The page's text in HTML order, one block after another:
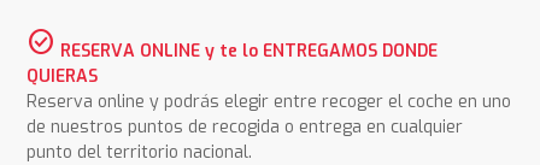
check_circle RESERVA ONLINE y te lo ENTREGAMOS DONDE
QUIERAS
Reserva online y podrás elegir entre recoger el coche en uno
de nuestros puntos de recogida o entrega en cualquier
punto del territorio nacional.